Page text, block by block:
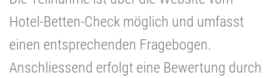
Hotel-Betten-Check möglich und umfasst
einen entsprechenden Fragebogen.
Anschliessend erfolgt eine Bewertung durch